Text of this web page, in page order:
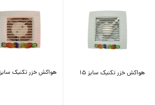
هواکش خزر تکنیک سایز ۱۵ هواکش خزر تکنیک سایز ۱۲